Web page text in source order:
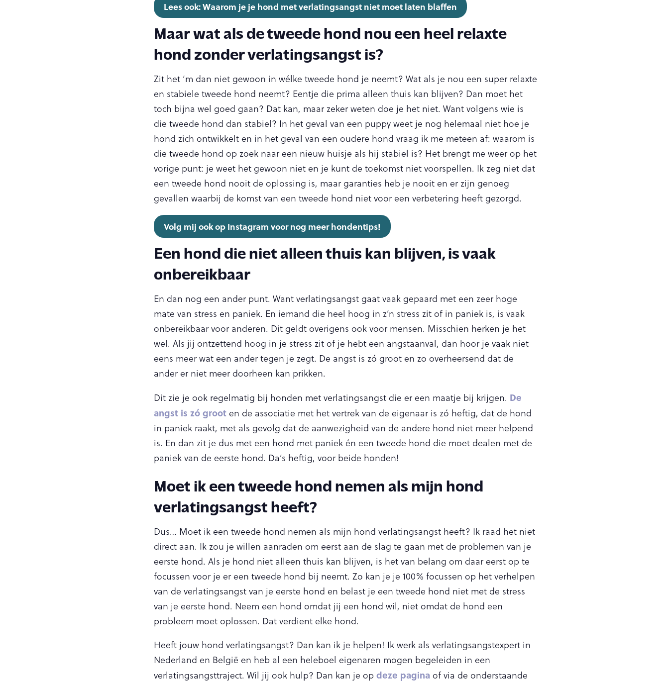
Lees ook: Waarom je je hond met verlatingsangst niet moet laten blaffen
Maar wat als de tweede hond nou een heel relaxte
hond zonder verlatingsangst is?
Zit het ‘m dan niet gewoon in wélke tweede hond je neemt? Wat als je nou een super relaxte
en stabiele tweede hond neemt? Eentje die prima alleen thuis kan blijven? Dan moet het
toch bijna wel goed gaan? Dat kan, maar zeker weten doe je het niet. Want volgens wie is
die tweede hond dan stabiel? In het geval van een puppy weet je nog helemaal niet hoe je
hond zich ontwikkelt en in het geval van een oudere hond vraag ik me meteen af: waarom is
die tweede hond op zoek naar een nieuw huisje als hij stabiel is? Het brengt me weer op het
vorige punt: je weet het gewoon niet en je kunt de toekomst niet voorspellen. Ik zeg niet dat
een tweede hond nooit de oplossing is, maar garanties heb je nooit en er zijn genoeg
gevallen waarbij de komst van een tweede hond niet voor een verbetering heeft gezorgd.
Volg mij ook op Instagram voor nog meer hondentips!
Een hond die niet alleen thuis kan blijven, is vaak
onbereikbaar
En dan nog een ander punt. Want verlatingsangst gaat vaak gepaard met een zeer hoge
mate van stress en paniek. En iemand die heel hoog in z’n stress zit of in paniek is, is vaak
onbereikbaar voor anderen. Dit geldt overigens ook voor mensen. Misschien herken je het
wel. Als jij ontzettend hoog in je stress zit of je hebt een angstaanval, dan hoor je vaak niet
eens meer wat een ander tegen je zegt. De angst is zó groot en zo overheersend dat de
ander er niet meer doorheen kan prikken.
Dit zie je ook regelmatig bij honden met verlatingsangst die er een maatje bij krijgen. De
angst is zó groot en de associatie met het vertrek van de eigenaar is zó heftig, dat de hond
in paniek raakt, met als gevolg dat de aanwezigheid van de andere hond niet meer helpend
is. En dan zit je dus met een hond met paniek én een tweede hond die moet dealen met de
paniek van de eerste hond. Da’s heftig, voor beide honden!
Moet ik een tweede hond nemen als mijn hond
verlatingsangst heeft?
Dus… Moet ik een tweede hond nemen als mijn hond verlatingsangst heeft? Ik raad het niet
direct aan. Ik zou je willen aanraden om eerst aan de slag te gaan met de problemen van je
eerste hond. Als je hond niet alleen thuis kan blijven, is het van belang om daar eerst op te
focussen voor je er een tweede hond bij neemt. Zo kan je je 100% focussen op het verhelpen
van de verlatingsangst van je eerste hond en belast je een tweede hond niet met de stress
van je eerste hond. Neem een hond omdat jij een hond wil, niet omdat de hond een
probleem moet oplossen. Dat verdient elke hond.
Heeft jouw hond verlatingsangst? Dan kan ik je helpen! Ik werk als verlatingsangstexpert in
Nederland en België en heb al een heleboel eigenaren mogen begeleiden in een
verlatingsangsttraject. Wil jij ook hulp? Dan kan je op deze pagina of via de onderstaande